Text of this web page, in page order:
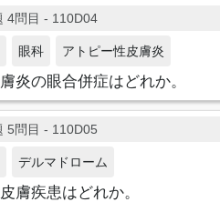
4問目 - 110D04
眼科 アトピー性皮膚炎
炎の眼合併症はどれか。
5問目 - 110D05
デルマドローム
膚疾患はどれか。